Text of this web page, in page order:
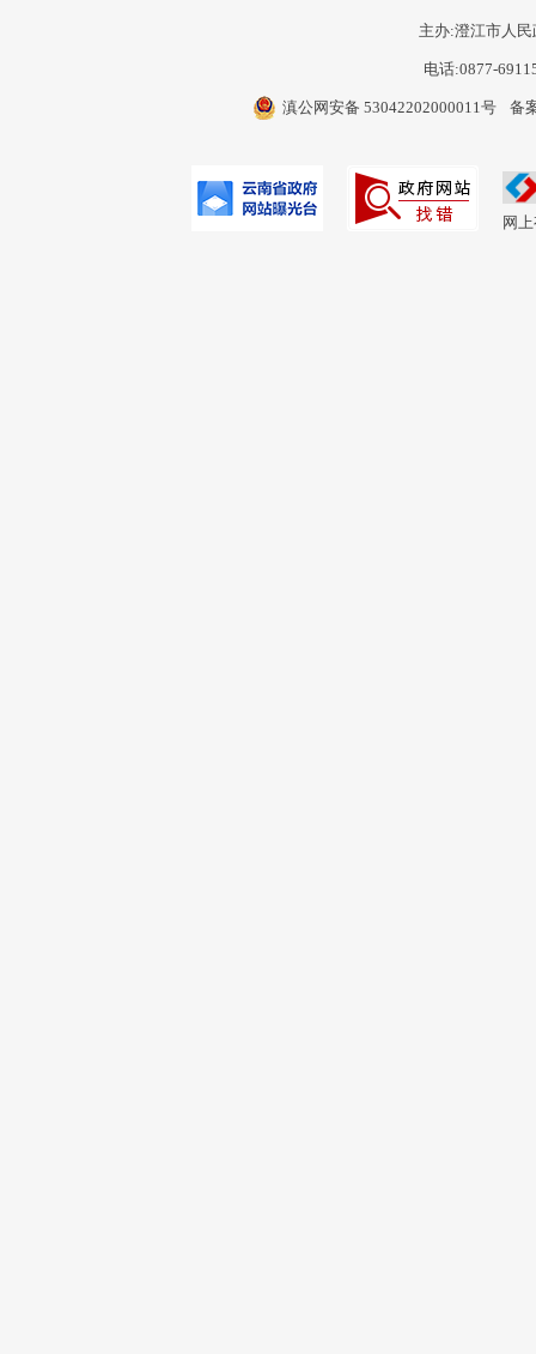
主办:澄江市人民
电话:0877-
滇公网安备 53042202000011号 备
网